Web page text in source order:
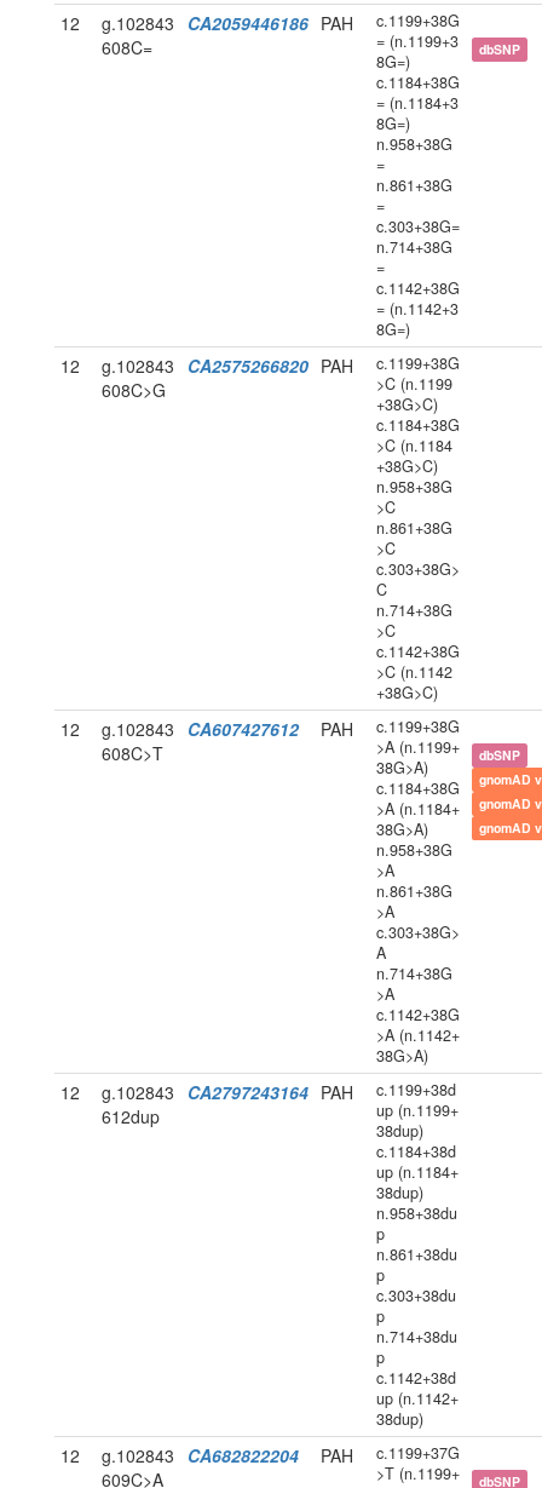
12
g.102843
608C=
CA2059446186 PAH
c.1199+38G
= (n.1199+3
8G=)
c.1184+38G
= (n.1184+3
8G=)
n.958+38G
=
n.861+38G
=
c.303+38G=
n.714+38G
=
c.1142+38G
= (n.1142+3
8G=)
dbSNP
12
g.102843
608C>G
CA2575266820 PAH
c.1199+38G
>C (n.1199
+38G>C)
c.1184+38G
>C (n.1184
+38G>C)
n.958+38G
>C
n.861+38G
>C
c.303+38G>
C
n.714+38G
>C
c.1142+38G
>C (n.1142
+38G>C)
12
g.102843
608C>T
CA607427612 PAH
c.1199+38G
>A (n.1199+
38G>A)
c.1184+38G
>A (n.1184+
38G>A)
n.958+38G
>A
n.861+38G
>A
c.303+38G>
A
n.714+38G
>A
c.1142+38G
>A (n.1142+
38G>A)
dbSNP
gnomAD
gnomAD
gnomAD
12
g.102843
612dup
CA2797243164 PAH
c.1199+38d
up (n.1199+
38dup)
c.1184+38d
up (n.1184+
38dup)
n.958+38du
p
n.861+38du
p
c.303+38du
p
n.714+38du
p
c.1142+38d
up (n.1142+
38dup)
12
g.102843
609C>A
CA682822204 PAH
c.1199+37G
>T (n.1199+
dbSNP